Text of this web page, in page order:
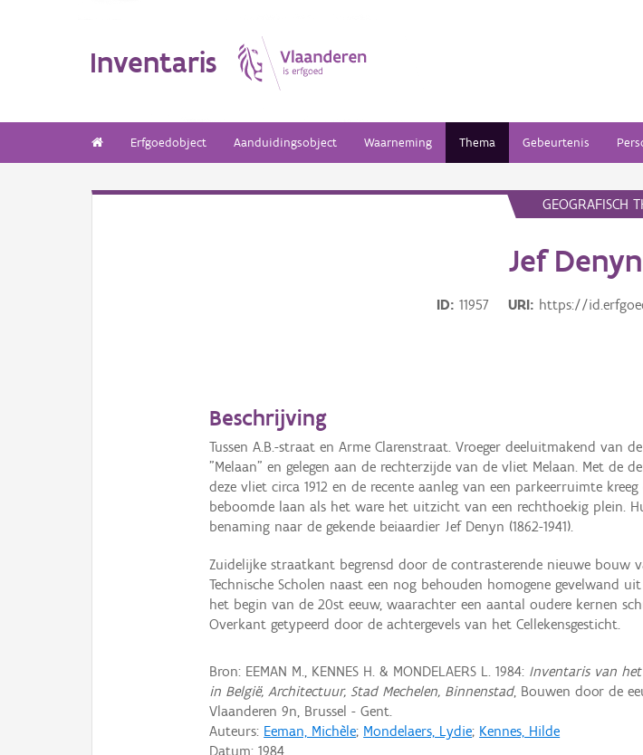
Inventaris
Erfgoedobject Aanduidingsobject Waarneming Thema Gebeurtenis
GEOGRAFISCH
Jef
ID 11957 URI https://
Beschrijving
Tussen A.B.-straat en Arme Clarenstraat. Vroeger deeluitmakend van
"Melaan" en gelegen aan de rechterzijde van de vliet Melaan. Met de
deze vliet circa 1912 en de recente aanleg van een parkeerruimte
beboomde laan als het ware het uitzicht van een rechthoekig plein.
benaming naar de gekende beiaardier Jef Denyn (1862-1941).
Zuidelijke straatkant begrensd door de contrasterende nieuwe bouw
Technische Scholen naast een nog behouden homogene gevelwand uit
het begin van de 20st eeuw, waarachter een aantal oudere kernen
Overkant getypeerd door de achtergevels van het Cellekensgesticht.
Bron: EEMAN M., KENNES H. & MONDELAERS L. 1984: Inventaris van
in België, Architectuur, Stad Mechelen, Binnenstad, Bouwen door de
Vlaanderen 9n, Brussel - Gent.
Auteurs: Eeman, Michèle; Mondelaers, Lydie; Kennes, Hilde
Datum:1984